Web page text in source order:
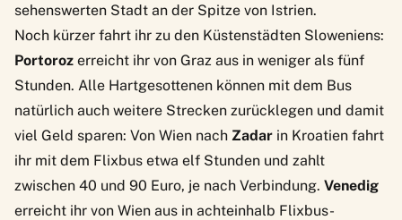
sehenswerten Stadt an der Spitze von Istrien.
Noch kürzer fahrt ihr zu den Küstenstädten Sloweniens:
Portoroz erreicht ihr von Graz aus in weniger als fünf
Stunden. Alle Hartgesottenen können mit dem Bus
natürlich auch weitere Strecken zurücklegen und damit
viel Geld sparen: Von Wien nach Zadar in Kroatien fahrt
ihr mit dem Flixbus etwa elf Stunden und zahlt
zwischen 40 und 90 Euro, je nach Verbindung. Venedig
erreicht ihr von Wien aus in achteinhalb Flixbus-